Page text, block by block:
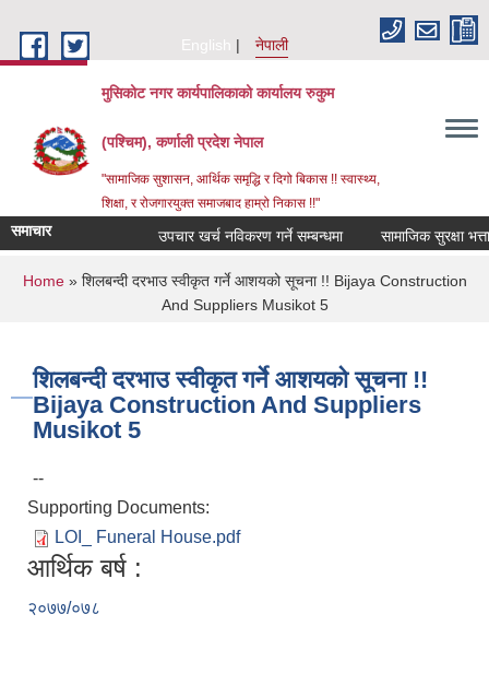
English
नेपाली
मुसिकोट नगर कार्यपालिकाको कार्यालय रुकुम
(पश्चिम), कर्णाली प्रदेश नेपाल
"सामाजिक सुशासन, आर्थिक समृद्धि र दिगो बिकास !! स्वास्थ्य,
शिक्षा, र रोजगारयुक्त समाजबाद हाम्रो निकास !!"
समाचार उपचार खर्च नविकरण गर्ने सम्बन्धमा
You are here
Home» शिलबन्दी दरभाउ स्वीकृत गर्ने आशयको सूचना !! Bijaya Construction
And Suppliers Musikot 5
शिलबन्दी दरभाउ स्वीकृत गर्ने आशयको सूचना !!
Bijaya Construction And Suppliers
Musikot 5
--
Supporting Documents:
LOI_ Funeral House.pdf
आर्थिक बर्ष :
२०७७/०७८